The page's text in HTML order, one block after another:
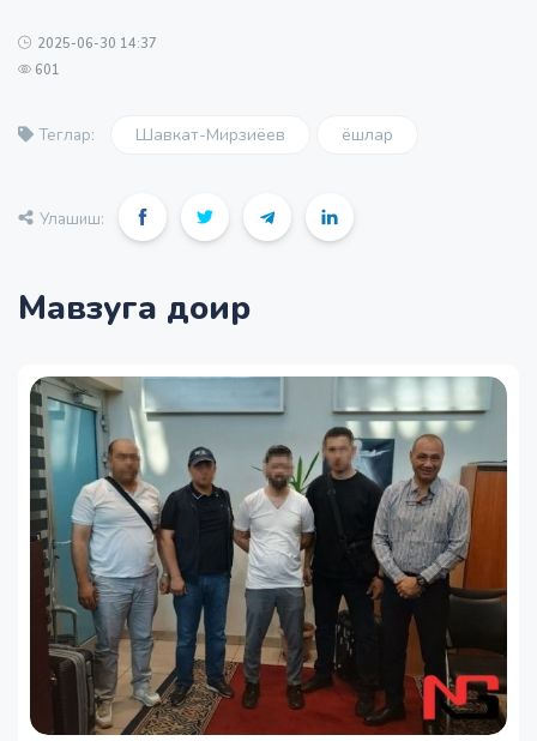
2025-06-30 14:37
601
Теглар: Шавкат-Мирзиёев ёшлар
Улашиш:
Мавзуга доир